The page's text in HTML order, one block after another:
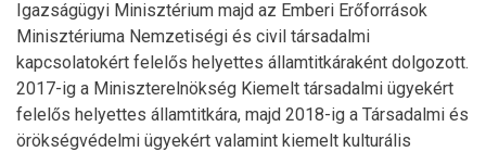
Igazságügyi Minisztérium majd az Emberi Erőforrások
Minisztériuma Nemzetiségi és civil társadalmi
kapcsolatokért felelős helyettes államtitkáraként dolgozott.
2017-ig a Miniszterelnökség Kiemelt társadalmi ügyekért
felelős helyettes államtitkára, majd 2018-ig a Társadalmi és
örökségvédelmi ügyekért valamint kiemelt kulturális